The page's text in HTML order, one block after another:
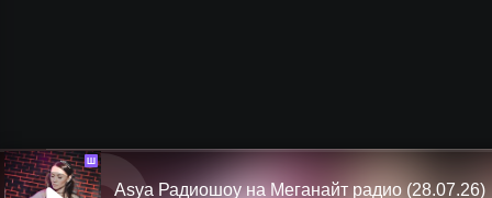
Ш
Asya Радиошоу на Меганайт радио (28.07.26)